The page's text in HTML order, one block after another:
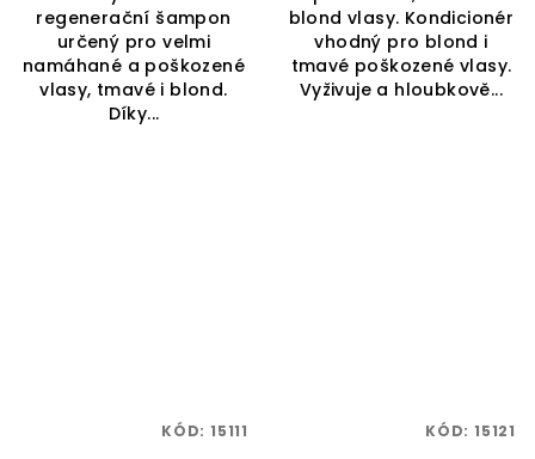
regenerační šampon
určený pro velmi
namáhané a poškozené
vlasy, tmavé i blond.
Díky...
blond vlasy. Kondicionér
vhodný pro blond i
tmavé poškozené vlasy.
Vyživuje a hloubkově...
KÓD: 15111 KÓD: 15121